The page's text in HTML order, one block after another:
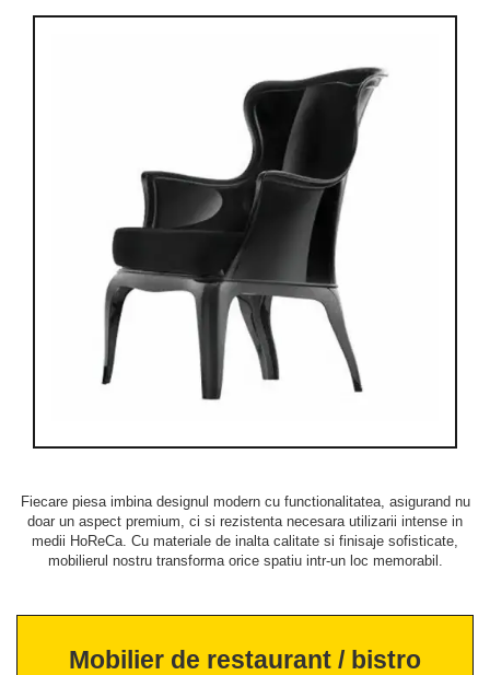
Fiecare piesa imbina designul modern cu functionalitatea, asigurand nu
doar un aspect premium, ci si rezistenta necesara utilizarii intense in
medii HoReCa. Cu materiale de inalta calitate si finisaje sofisticate,
mobilierul nostru transforma orice spatiu intr-un loc memorabil.
Mobilier de restaurant / bistro